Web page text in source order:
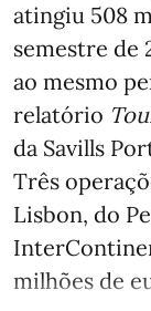
atingiu 508
semestre de
ao mesmo
relatório
da Savills
Três
Lisbon, do
milhões de